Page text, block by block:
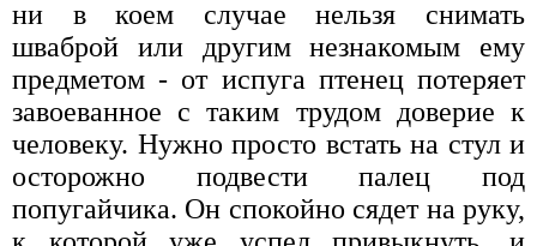
ни в коем случае нельзя снимать
шваброй или другим незнакомым ему
предметом - от испуга птенец потеряет
завоеванное с таким трудом доверие к
человеку. Нужно просто встать на стул и
осторожно подвести палец под
попугайчика. Он спокойно сядет на руку,